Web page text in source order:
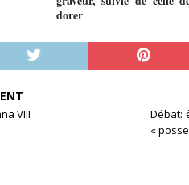
dorer
VIII
Débat:
«